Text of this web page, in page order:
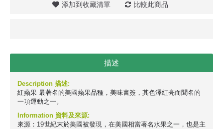
添加到收藏清單 比較此商品
描述
Description 描述:
紅蘋果 最著名的美國蘋果品種，美味書簽，其色澤紅亮而聞名的
一項運動之一。
Information 資料及來源:
來源：19世紀末於美國被發現，在美國相當著名水果之一，也是主